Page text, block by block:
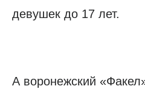
девушек до 17 лет.
А воронежский